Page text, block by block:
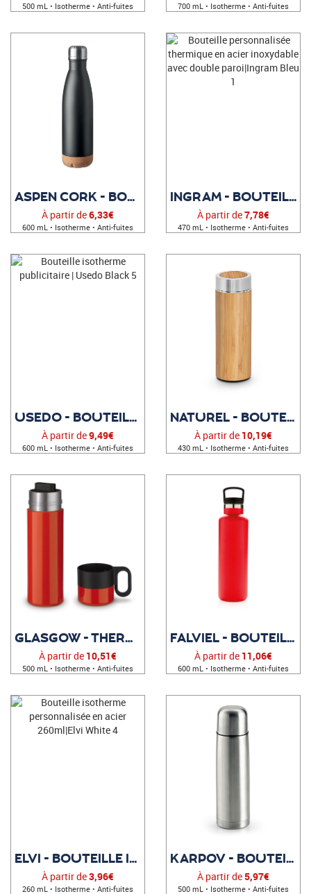
500 mL • Isotherme • Anti-fuites 700 mL • Isotherme • Anti-fuites
ASPEN CORK - BOUTEILLE PERSONNALISABLE
À partir de6,33€
600 mL • Isotherme • Anti-fuites
INGRAM - BOUTEILLE PERSONNALISÉE
À partir de7,78€
470 mL • Isotherme • Anti-fuites
USEDO - BOUTEILLE ISOTHERME PUBLICITAIRE
À partir de9,49€
600 mL • Isotherme • Anti-fuites
NATUREL - BOUTEILLE PERSONNALISÉE
À partir de 10,19€
430 mL • Isotherme • Anti-fuites
GLASGOW - THERMOS PUBLICITAIRE
À partir de 10,51€
500 mL • Isotherme • Anti-fuites
FALVIEL - BOUTEILLE PUBLICITAIRE
À partir de 11,06€
600 mL • Isotherme • Anti-fuites
ELVI - BOUTEILLE ISOTHERME PERSONNALISÉE
À partir de3,96€
260 mL • Isotherme • Anti-fuites
KARPOV - BOUTEILLE PERSONNALISÉE
À partir de5,97€
500 mL • Isotherme • Anti-fuites